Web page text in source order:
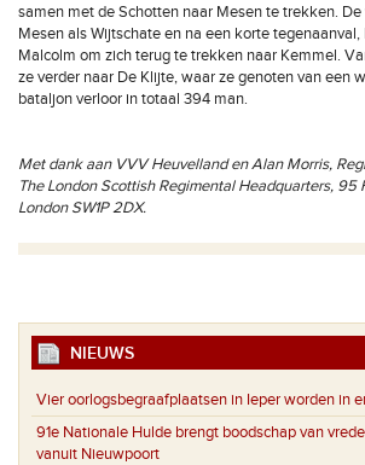
samen met de Schotten naar Mesen te trekken.
Mesen als Wijtschate en na een korte
Malcolm om zich terug te trekken naar Kemmel.
ze verder naar De Klijte, waar ze genoten van een
bataljon verloor in totaal 394 man.
Met dank aan VVV Heuvelland en Alan Morris,
The London Scottish Regimental Headquarters, 95
London SW1P 2DX.
NIEUWS
Vier oorlogsbegraafplaatsen in Ieper worden in
91e Nationale Hulde brengt boodschap van
vanuit Nieuwpoort